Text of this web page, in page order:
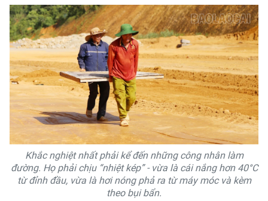
Khắc nghiệt nhất phải kể đến những công nhân làm
đường. Họ phải chịu “nhiệt kép” - vừa là cái nắng hơn 40°C
từ đỉnh đầu, vừa là hơi nóng phả ra từ máy móc và kèm
theo bụi bẩn.